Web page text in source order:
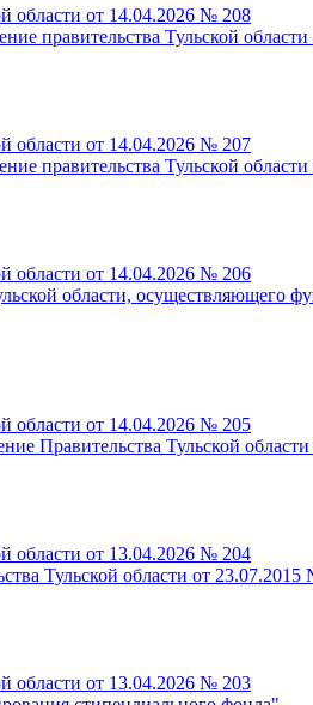
области от 14.04.2026 № 208
правительства Тульской
области от 14.04.2026 № 207
правительства Тульской
области от 14.04.2026 № 206
области, осуществляющего
области от 14.04.2026 № 205
Правительства Тульской
области от 13.04.2026 № 204
Тульской области от
области от 13.04.2026 № 203